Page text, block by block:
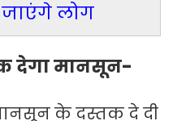
जाएंगे लोग
देगा मानसून-
के दस्तक दे दी